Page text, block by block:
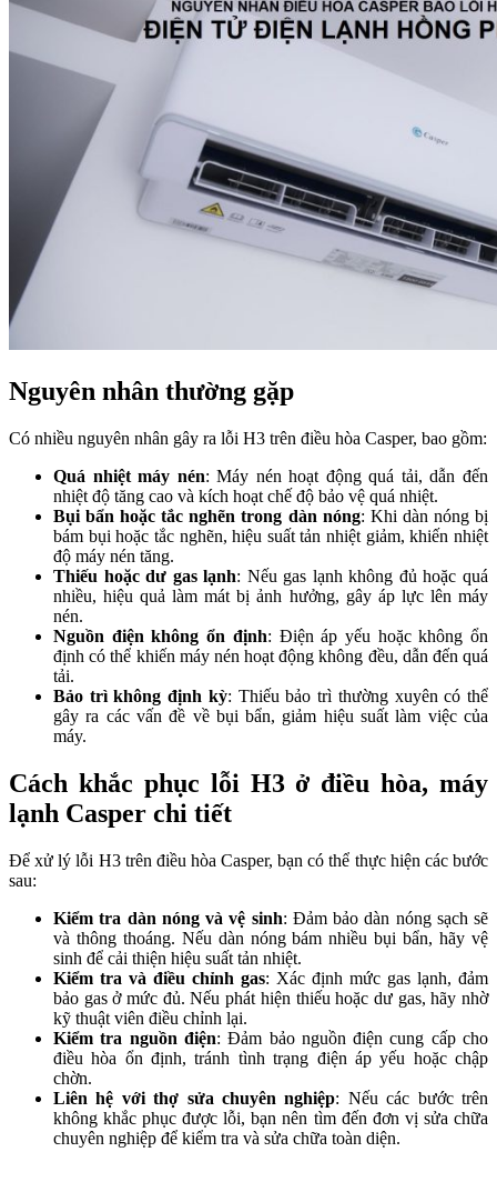
Nguyên nhân thường gặp
Có nhiều nguyên nhân gây ra lỗi H3 trên điều hòa Casper, bao gồm:
Quá nhiệt máy nén: Máy nén hoạt động quá tải, dẫn đến
nhiệt độ tăng cao và kích hoạt chế độ bảo vệ quá nhiệt.
Bụi bẩn hoặc tắc nghẽn trong dàn nóng: Khi dàn nóng bị
bám bụi hoặc tắc nghẽn, hiệu suất tản nhiệt giảm, khiến nhiệt
độ máy nén tăng.
Thiếu hoặc dư gas lạnh: Nếu gas lạnh không đủ hoặc quá
nhiều, hiệu quả làm mát bị ảnh hưởng, gây áp lực lên máy
nén.
Nguồn điện không ổn định: Điện áp yếu hoặc không ổn
định có thể khiến máy nén hoạt động không đều, dẫn đến quá
tải.
Bảo trì không định kỳ: Thiếu bảo trì thường xuyên có thể
gây ra các vấn đề về bụi bẩn, giảm hiệu suất làm việc của
máy.
Cách khắc phục lỗi H3 ở điều hòa, máy
lạnh Casper chi tiết
Để xử lý lỗi H3 trên điều hòa Casper, bạn có thể thực hiện các bước
sau:
Kiểm tra dàn nóng và vệ sinh: Đảm bảo dàn nóng sạch sẽ
và thông thoáng. Nếu dàn nóng bám nhiều bụi bẩn, hãy vệ
sinh để cải thiện hiệu suất tản nhiệt.
Kiểm tra và điều chỉnh gas: Xác định mức gas lạnh, đảm
bảo gas ở mức đủ. Nếu phát hiện thiếu hoặc dư gas, hãy nhờ
kỹ thuật viên điều chỉnh lại.
Kiểm tra nguồn điện: Đảm bảo nguồn điện cung cấp cho
điều hòa ổn định, tránh tình trạng điện áp yếu hoặc chập
chờn.
Liên hệ với thợ sửa chuyên nghiệp: Nếu các bước trên
không khắc phục được lỗi, bạn nên tìm đến đơn vị sửa chữa
chuyên nghiệp để kiểm tra và sửa chữa toàn diện.